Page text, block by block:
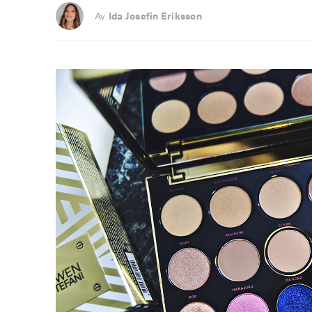
Av Ida Josefin Eriksson